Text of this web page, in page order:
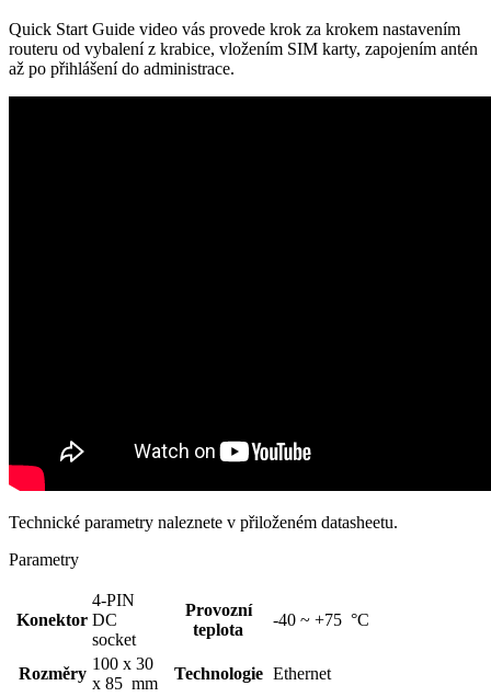
Quick Start Guide video vás provede krok za krokem nastavením
routeru od vybalení z krabice, vložením SIM karty, zapojením antén
až po přihlášení do administrace.
Technické parametry naleznete v přiloženém datasheetu.
Parametry
Konektor
4-PIN
DC
socket
Provozní
teplota
-40 ~ +75 °C
Rozměry
100 x 30
x 85 mm
Technologie Ethernet